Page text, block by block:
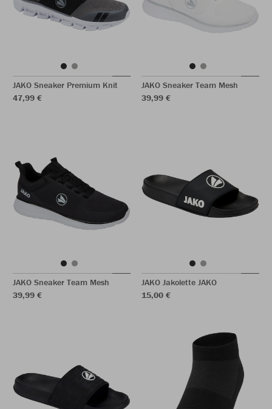
JAKO Sneaker Premium Knit
47,99 €
JAKO Sneaker Team Mesh
39,99 €
JAKO Sneaker Team Mesh
39,99 €
JAKO Jakolette JAKO
15,00 €